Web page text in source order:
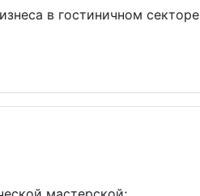
в гостиничном секторе